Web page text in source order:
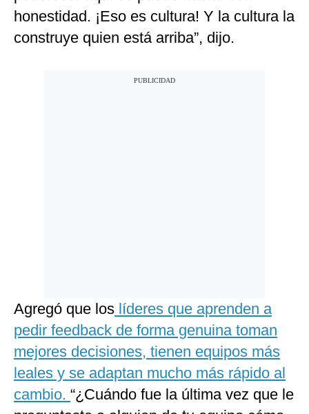
honestidad. ¡Eso es cultura! Y la cultura la
construye quien está arriba”, dijo.
Agregó que los líderes que aprenden a
pedir feedback de forma genuina toman
mejores decisiones, tienen equipos más
leales y se adaptan mucho más rápido al
cambio. “¿Cuándo fue la última vez que le